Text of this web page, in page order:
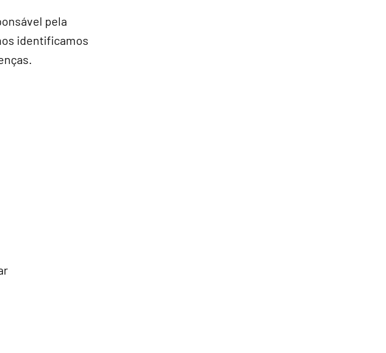
pela
identificamos